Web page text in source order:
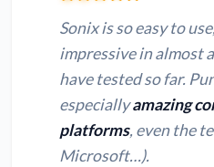
Sonix is so easy to
impressive in almost
have tested so far.
especiallyamazing
platforms, even the
Microsoft…).